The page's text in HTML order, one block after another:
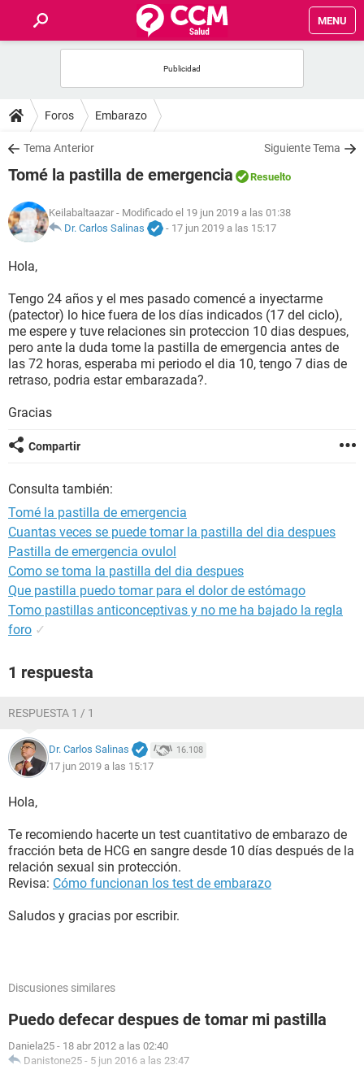
MENU
FOROS
SALUD
NUTRICIÓN
BIENESTAR
SEXUALIDAD
GLOSARIO
Foros Embarazo
Tema Anterior Siguiente Tema
Tomé la pastilla de emergencia Resuelto
Keilabaltaazar - Modificado el 19 jun 2019 a las 01:38
Dr. Carlos Salinas
- 17 jun 2019 a las 15:17
Hola,
Tengo 24 años y el mes pasado comencé a inyectarme
(patector) lo hice fuera de los días indicados (17 del ciclo),
me espere y tuve relaciones sin proteccion 10 dias despues,
pero ante la duda tome la pastilla de emergencia antes de
las 72 horas, esperaba mi periodo el dia 10, tengo 7 dias de
retraso, podria estar embarazada?.
Gracias
Compartir
Consulta también:
Tomé la pastilla de emergencia
Cuantas veces se puede tomar la pastilla del dia despues
Pastilla de emergencia ovulol
Como se toma la pastilla del dia despues
Que pastilla puedo tomar para el dolor de estómago
Tomo pastillas anticonceptivas y no me ha bajado la regla
foro ✓
1 respuesta
RESPUESTA 1 / 1
Dr. Carlos Salinas 16.108
17 jun 2019 a las 15:17
Hola,
Te recomiendo hacerte un test cuantitativo de embarazo de
fracción beta de HCG en sangre desde 10 días después de la
relación sexual sin protección.
Revisa: Cómo funcionan los test de embarazo
Saludos y gracias por escribir.
Discusiones similares
Puedo defecar despues de tomar mi pastilla
Daniela25 - 18 abr 2012 a las 02:40
Danistone25 - 5 jun 2016 a las 23:47